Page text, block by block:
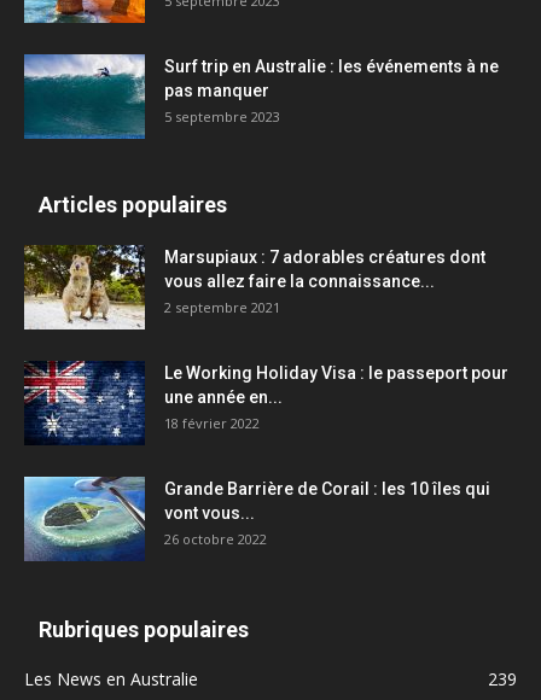
Surf trip en Australie : les événements à ne
pas manquer
5 septembre 2023
Articles populaires
Marsupiaux : 7 adorables créatures dont
vous allez faire la connaissance...
2 septembre 2021
Le Working Holiday Visa : le passeport pour
une année en...
18 février 2022
Grande Barrière de Corail : les 10 îles qui
vont vous...
26 octobre 2022
Rubriques populaires
Les News en Australie
239